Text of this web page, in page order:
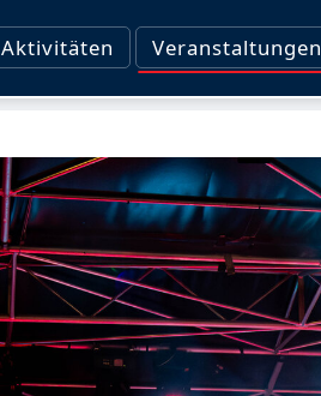
Aktivitäten Veranstaltungen